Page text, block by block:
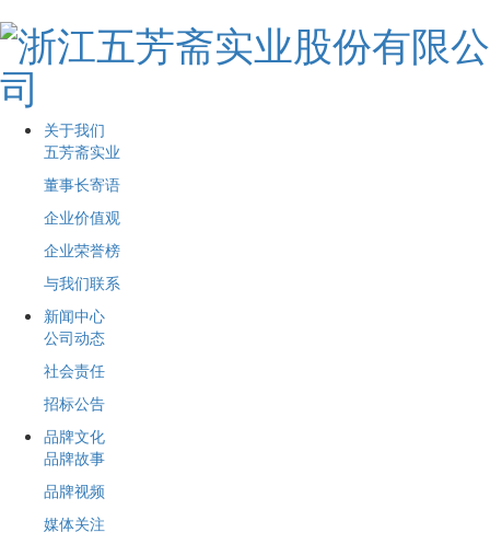
关于我们
五芳斋实业
董事长寄语
企业价值观
企业荣誉榜
与我们联系
新闻中心
公司动态
社会责任
招标公告
品牌文化
品牌故事
品牌视频
媒体关注